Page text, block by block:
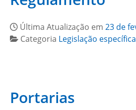
Última Atualização em 23 de
Categoria Legislação específica
Portarias